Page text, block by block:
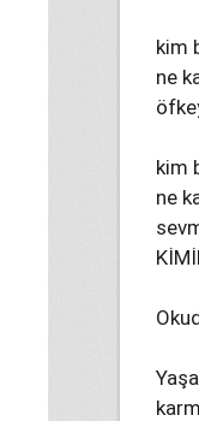
kim
ne
kim
ne